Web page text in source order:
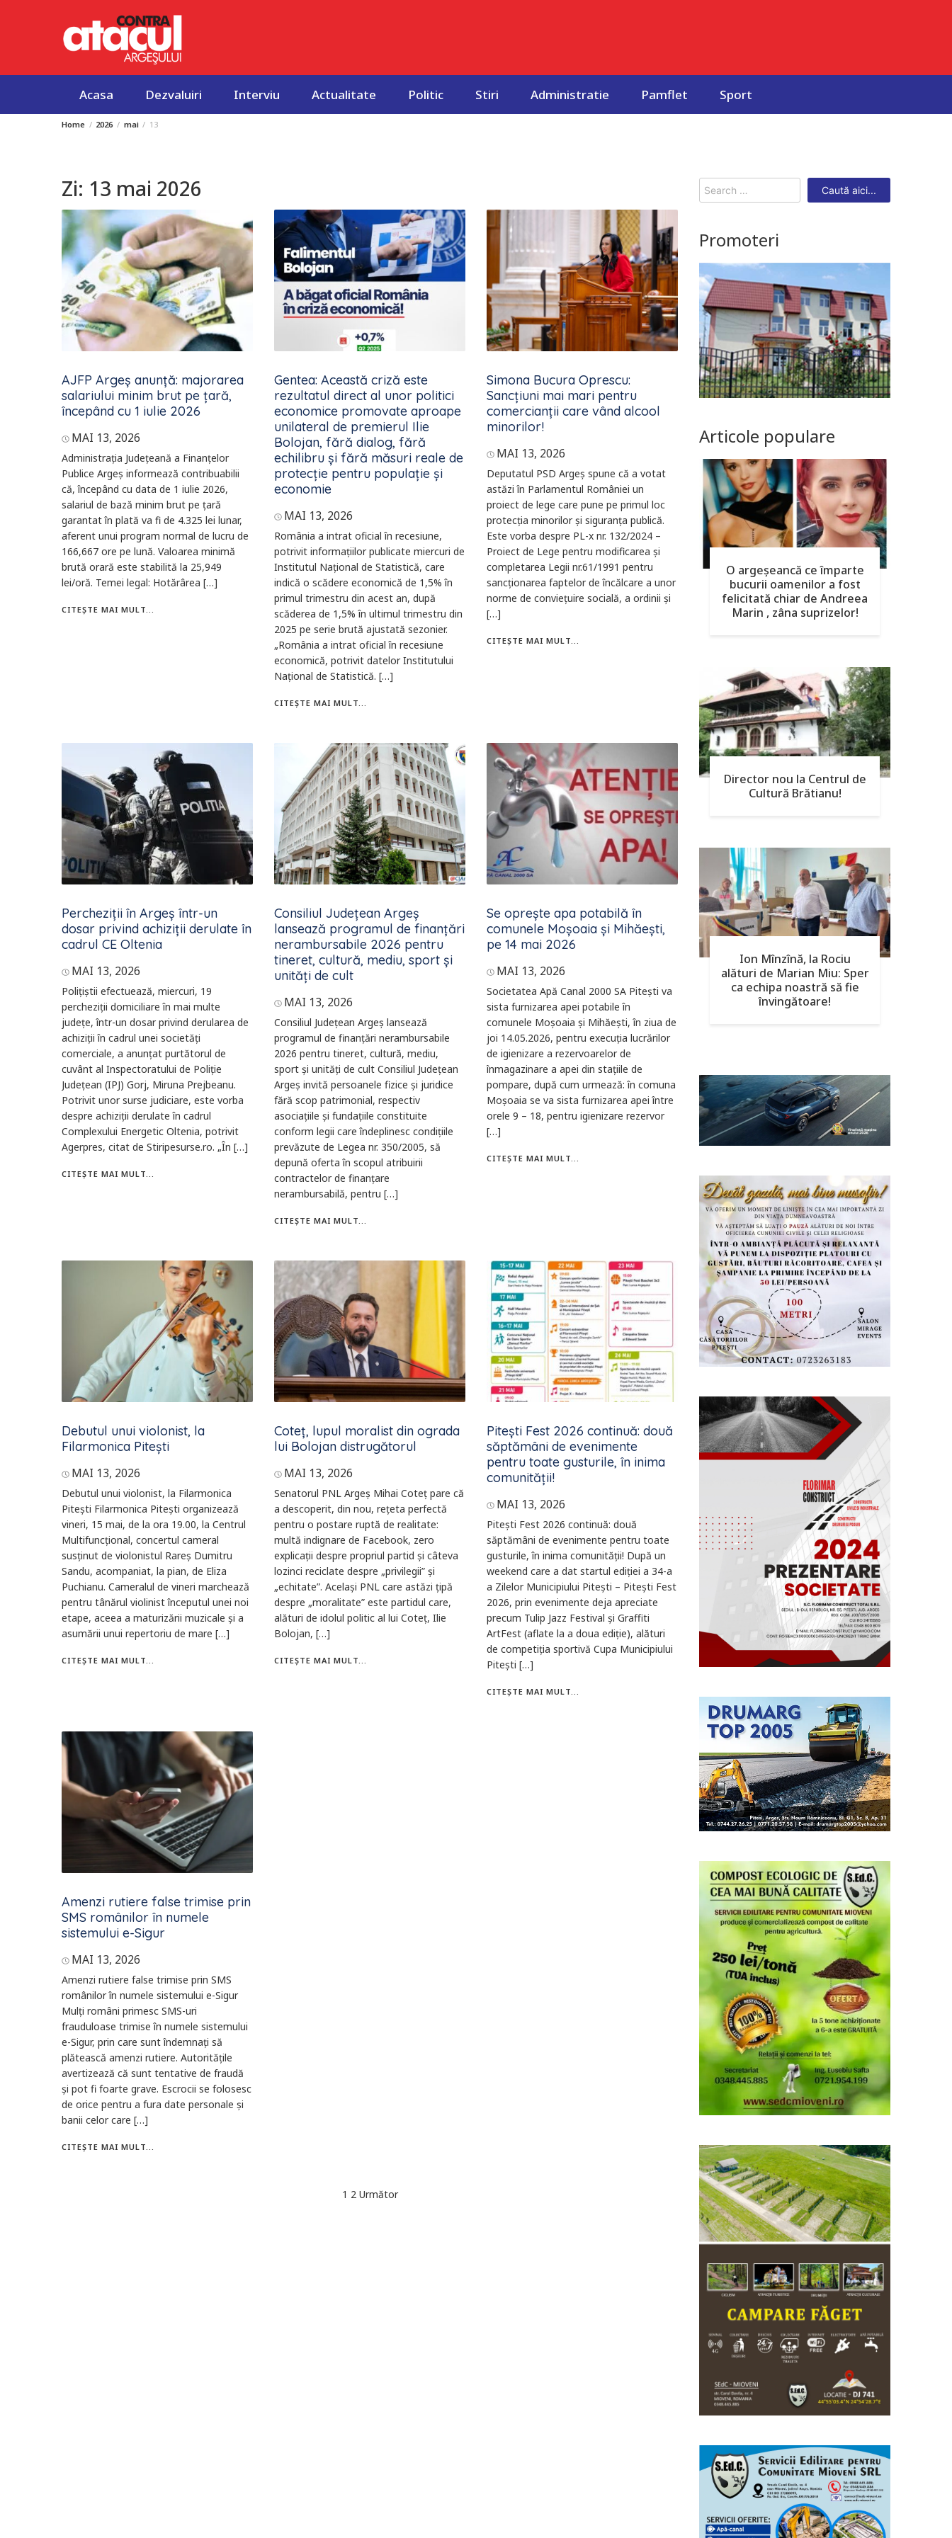
Acasa Dezvaluiri Interviu Actualitate Politic Stiri Administratie Pamflet Sport
Home 2026 mai 13
Zi: 13 mai 2026
AJFP Argeş anunţă: majorarea
salariului minim brut pe țară,
începând cu 1 iulie 2026
MAI 13, 2026
Administrația Județeană a Finanțelor
Publice Argeș informează contribuabilii
că, începând cu data de 1 iulie 2026,
salariul de bază minim brut pe țară
garantat în plată va fi de 4.325 lei lunar,
aferent unui program normal de lucru de
166,667 ore pe lună. Valoarea minimă
brută orară este stabilită la 25,949
lei/oră. Temei legal: Hotărârea […]
CITEȘTE MAI MULT...
Gentea: Această criză este
rezultatul direct al unor politici
economice promovate aproape
unilateral de premierul Ilie
Bolojan, fără dialog, fără
echilibru și fără măsuri reale de
protecție pentru populație și
economie
MAI 13, 2026
România a intrat oficial în recesiune,
potrivit informațiilor publicate miercuri de
Institutul Național de Statistică, care
indică o scădere economică de 1,5% în
primul trimestru din acest an, după
scăderea de 1,5% în ultimul trimestru din
2025 pe serie brută ajustată sezonier.
„România a intrat oficial în recesiune
economică, potrivit datelor Institutului
Național de Statistică. […]
CITEȘTE MAI MULT...
Simona Bucura Oprescu:
Sancțiuni mai mari pentru
comercianții care vând alcool
minorilor!
MAI 13, 2026
Deputatul PSD Argeș spune că a votat
astăzi în Parlamentul României un
proiect de lege care pune pe primul loc
protecția minorilor și siguranța publică.
Este vorba despre PL-x nr. 132/2024 –
Proiect de Lege pentru modificarea şi
completarea Legii nr.61/1991 pentru
sancţionarea faptelor de încălcare a unor
norme de convieţuire socială, a ordinii şi
[…]
CITEȘTE MAI MULT...
Percheziții în Argeș într-un
dosar privind achiziţii derulate în
cadrul CE Oltenia
MAI 13, 2026
Poliţiştii efectuează, miercuri, 19
percheziţii domiciliare în mai multe
judeţe, într-un dosar privind derularea de
achiziţii în cadrul unei societăţi
comerciale, a anunţat purtătorul de
cuvânt al Inspectoratului de Poliţie
Judeţean (IPJ) Gorj, Miruna Prejbeanu.
Potrivit unor surse judiciare, este vorba
despre achiziţii derulate în cadrul
Complexului Energetic Oltenia, potrivit
Agerpres, citat de Stiripesurse.ro. „În […]
CITEȘTE MAI MULT...
Consiliul Județean Argeș
lansează programul de finanțări
nerambursabile 2026 pentru
tineret, cultură, mediu, sport și
unități de cult
MAI 13, 2026
Consiliul Județean Argeș lansează
programul de finanțări nerambursabile
2026 pentru tineret, cultură, mediu,
sport și unități de cult Consiliul Judeţean
Argeş invită persoanele fizice şi juridice
fără scop patrimonial, respectiv
asociaţiile şi fundaţiile constituite
conform legii care îndeplinesc condiţiile
prevăzute de Legea nr. 350/2005, să
depună oferta în scopul atribuirii
contractelor de finanţare
nerambursabilă, pentru […]
CITEȘTE MAI MULT...
Se oprește apa potabilă în
comunele Moșoaia și Mihăești,
pe 14 mai 2026
MAI 13, 2026
Societatea Apă Canal 2000 SA Piteşti va
sista furnizarea apei potabile în
comunele Moșoaia și Mihăești, în ziua de
joi 14.05.2026, pentru execuția lucrărilor
de igienizare a rezervoarelor de
înmagazinare a apei din stațiile de
pompare, după cum urmează: în comuna
Moșoaia se va sista furnizarea apei între
orele 9 – 18, pentru igienizare rezervor
[…]
CITEȘTE MAI MULT...
Debutul unui violonist, la
Filarmonica Pitești
MAI 13, 2026
Debutul unui violonist, la Filarmonica
Pitești Filarmonica Pitești organizează
vineri, 15 mai, de la ora 19.00, la Centrul
Multifuncțional, concertul cameral
susținut de violonistul Rareș Dumitru
Sandu, acompaniat, la pian, de Eliza
Puchianu. Cameralul de vineri marchează
pentru tânărul violinist începutul unei noi
etape, aceea a maturizării muzicale și a
asumării unui repertoriu de mare […]
CITEȘTE MAI MULT...
Coteț, lupul moralist din ograda
lui Bolojan distrugătorul
MAI 13, 2026
Senatorul PNL Argeș Mihai Coteț pare că
a descoperit, din nou, rețeta perfectă
pentru o postare ruptă de realitate:
multă indignare de Facebook, zero
explicații despre propriul partid și câteva
lozinci reciclate despre „privilegii” și
„echitate”. Același PNL care astăzi țipă
despre „moralitate” este partidul care,
alături de idolul politic al lui Coteț, Ilie
Bolojan, […]
CITEȘTE MAI MULT...
Pitești Fest 2026 continuă: două
săptămâni de evenimente
pentru toate gusturile, în inima
comunității!
MAI 13, 2026
Pitești Fest 2026 continuă: două
săptămâni de evenimente pentru toate
gusturile, în inima comunității! După un
weekend care a dat startul ediției a 34-a
a Zilelor Municipiului Pitești – Pitești Fest
2026, prin evenimente deja apreciate
precum Tulip Jazz Festival și Graffiti
ArtFest (aflate la a doua ediție), alături
de competiția sportivă Cupa Municipiului
Pitești […]
CITEȘTE MAI MULT...
Amenzi rutiere false trimise prin
SMS românilor în numele
sistemului e-Sigur
MAI 13, 2026
Amenzi rutiere false trimise prin SMS
românilor în numele sistemului e-Sigur
Mulți români primesc SMS-uri
frauduloase trimise în numele sistemului
e-Sigur, prin care sunt îndemnați să
plătească amenzi rutiere. Autoritățile
avertizează că sunt tentative de fraudă
și pot fi foarte grave. Escrocii se folosesc
de orice pentru a fura date personale și
banii celor care […]
CITEȘTE MAI MULT...
1 2 Următor
Search
for:
Promoteri
Articole populare
O argeşeancă ce împarte
bucurii oamenilor a fost
felicitată chiar de Andreea
Marin , zâna suprizelor!
Director nou la Centrul de
Cultură Brătianu!
Ion Mînzînă, la Rociu
alături de Marian Miu: Sper
ca echipa noastră să fie
învingătoare!